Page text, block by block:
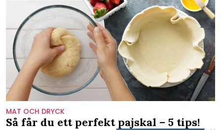
MAT OCH DRYCK
Så får du ett perfekt pajskal – 5 tips!